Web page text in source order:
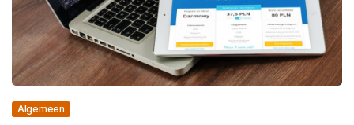
Algemeen